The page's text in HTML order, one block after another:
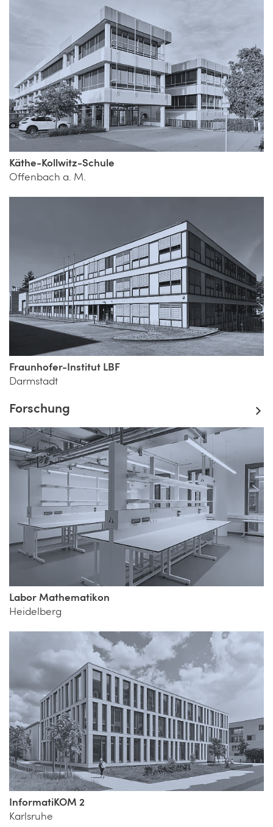
Käthe-Kollwitz-Schule
Offenbach a. M.
Fraunhofer-Institut LBF
Darmstadt
Forschung
Labor Mathematikon
Heidelberg
InformatiKOM 2
Karlsruhe